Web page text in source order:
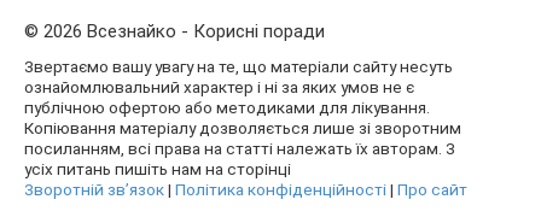
© 2026 Всезнайко - Корисні поради
Звертаємо вашу увагу на те, що матеріали сайту несуть
ознайомлювальний характер і ні за яких умов не є
публічною офертою або методиками для лікування.
Копіювання матеріалу дозволяється лише зі зворотним
посиланням, всі права на статті належать їх авторам. З
усіх питань пишіть нам на сторінці
Зворотній зв’язок| Політика конфіденційності| Про сайт